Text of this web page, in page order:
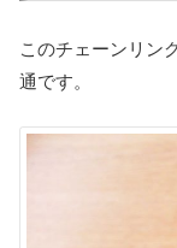
このチェーンリン
通です。